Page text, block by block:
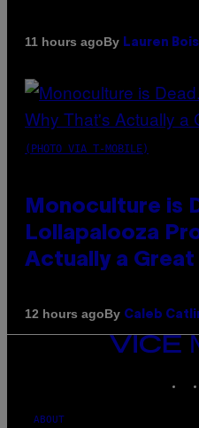
11 hours agoBy Lauren
(PHOTO VIA T-MOBILE)
Monoculture is
Lollapalooza
Actually a Great
12 hours agoBy Caleb
VICE
MEDIA
ABOUT